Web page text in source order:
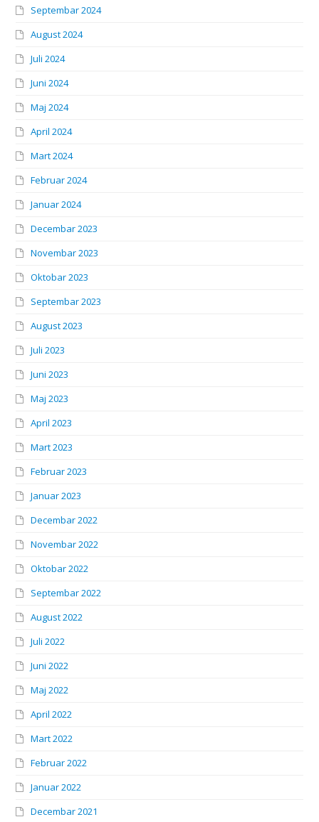
Septembar 2024
August 2024
Juli 2024
Juni 2024
Maj 2024
April 2024
Mart 2024
Februar 2024
Januar 2024
Decembar 2023
Novembar 2023
Oktobar 2023
Septembar 2023
August 2023
Juli 2023
Juni 2023
Maj 2023
April 2023
Mart 2023
Februar 2023
Januar 2023
Decembar 2022
Novembar 2022
Oktobar 2022
Septembar 2022
August 2022
Juli 2022
Juni 2022
Maj 2022
April 2022
Mart 2022
Februar 2022
Januar 2022
Decembar 2021